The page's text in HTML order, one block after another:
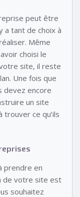
peut être
a tant de choix à
Même
choisi le
site, il reste
Une fois que
devez encore
un site
trouver ce qu’ils
prendre en
de votre site est
souhaitez